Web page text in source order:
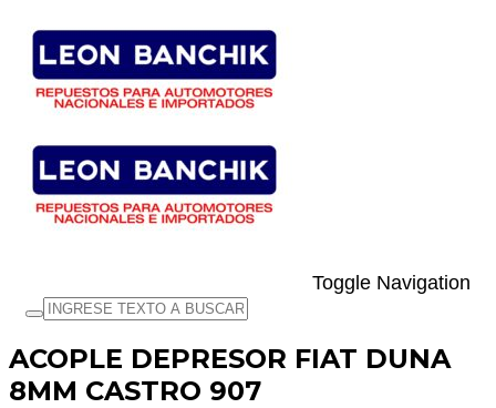
Toggle Navigation
ACOPLE DEPRESOR FIAT DUNA
8MM CASTRO 907